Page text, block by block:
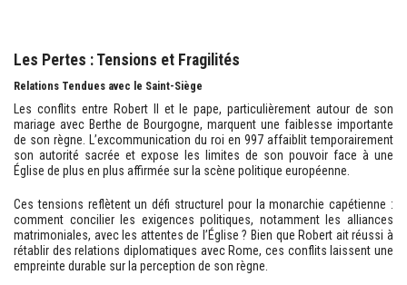
Les Pertes : Tensions et Fragilités
Relations Tendues avec le Saint-Siège
Les conflits entre Robert II et le pape, particulièrement autour de son
mariage avec Berthe de Bourgogne, marquent une faiblesse importante
de son règne. L’excommunication du roi en 997 affaiblit temporairement
son autorité sacrée et expose les limites de son pouvoir face à une
Église de plus en plus affirmée sur la scène politique européenne.
Ces tensions reflètent un défi structurel pour la monarchie capétienne :
comment concilier les exigences politiques, notamment les alliances
matrimoniales, avec les attentes de l’Église ? Bien que Robert ait réussi à
rétablir des relations diplomatiques avec Rome, ces conflits laissent une
empreinte durable sur la perception de son règne.